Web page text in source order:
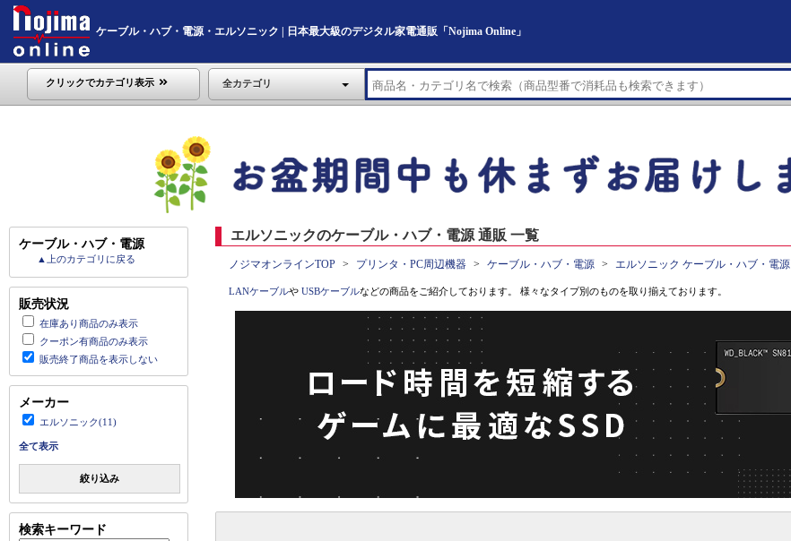
ケーブル・ハブ・電源・エルソニック | 日本最大級のデジタル家電通販「Nojima Online」
クリックでカテゴリ表示 全カテゴリ
ケーブル・ハブ・電源
▲上のカテゴリに戻る
販売状況
在庫あり商品のみ表示
クーポン有商品のみ表示
販売終了商品を表示しない
メーカー
エルソニック(11)
全て表示
絞り込み
検索キーワード
エルソニックのケーブル・ハブ・電源 通販 一覧
ノジマオンラインTOP プリンタ・PC周辺機器 ケーブル・ハブ・電源 エルソニック ケーブル・ハブ・電源
LANケーブルや USBケーブルなどの商品をご紹介しております。 様々なタイプ別のものを取り揃えております。